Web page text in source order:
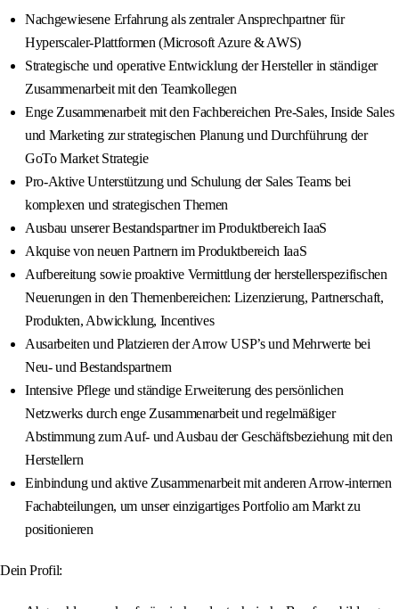
Nachgewiesene Erfahrung als zentraler Ansprechpartner für
Hyperscaler-Plattformen (Microsoft Azure & AWS)
Strategische und operative Entwicklung der Hersteller in ständiger
Zusammenarbeit mit den Teamkollegen
Enge Zusammenarbeit mit den Fachbereichen Pre-Sales, Inside Sales
und Marketing zur strategischen Planung und Durchführung der
GoTo Market Strategie
Pro-Aktive Unterstützung und Schulung der Sales Teams bei
komplexen und strategischen Themen
Ausbau unserer Bestandspartner im Produktbereich IaaS
Akquise von neuen Partnern im Produktbereich IaaS
Aufbereitung sowie proaktive Vermittlung der herstellerspezifischen
Neuerungen in den Themenbereichen: Lizenzierung, Partnerschaft,
Produkten, Abwicklung, Incentives
Ausarbeiten und Platzieren der Arrow USP’s und Mehrwerte bei
Neu- und Bestandspartnern
Intensive Pflege und ständige Erweiterung des persönlichen
Netzwerks durch enge Zusammenarbeit und regelmäßiger
Abstimmung zum Auf- und Ausbau der Geschäftsbeziehung mit den
Herstellern
Einbindung und aktive Zusammenarbeit mit anderen Arrow-internen
Fachabteilungen, um unser einzigartiges Portfolio am Markt zu
positionieren
Dein Profil: